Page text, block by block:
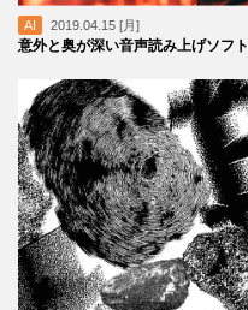
AI 2019.04.15 [月]
意外と奥が深い音声読み上げソフ